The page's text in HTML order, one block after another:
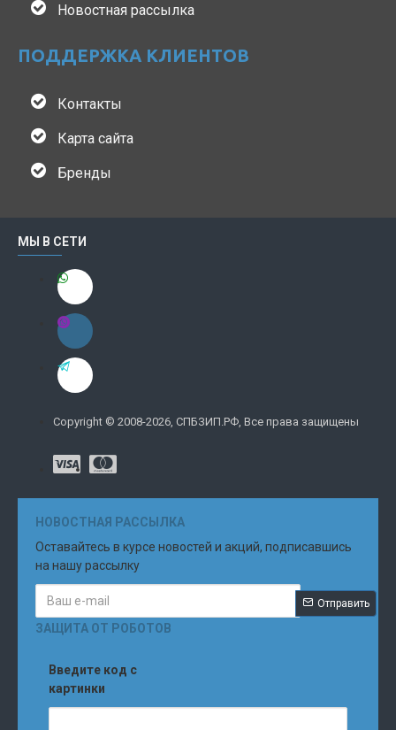
Новостная рассылка
ПОДДЕРЖКА КЛИЕНТОВ
Контакты
Карта сайта
Бренды
МЫ В СЕТИ
Copyright © 2008-2026, СПБЗИП.РФ, Все права защищены
НОВОСТНАЯ РАССЫЛКА
Оставайтесь в курсе новостей и акций, подписавшись
на нашу рассылку
Отправить
ЗАЩИТА ОТ РОБОТОВ
Введите код с
картинки